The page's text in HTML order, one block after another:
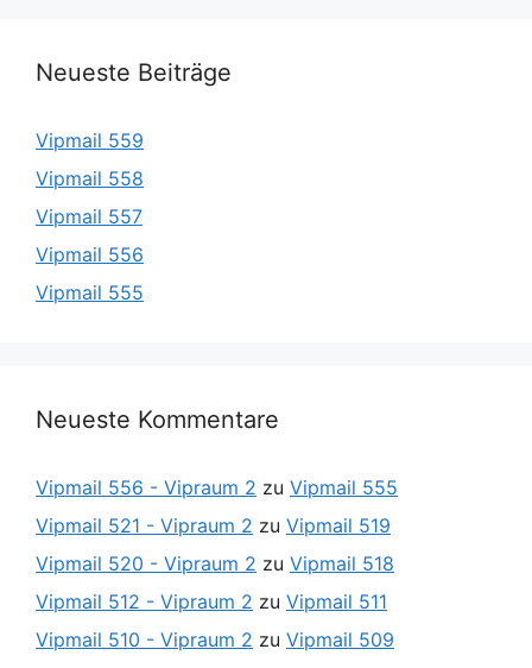
Neueste Beiträge
Vipmail 559
Vipmail 558
Vipmail 557
Vipmail 556
Vipmail 555
Neueste Kommentare
Vipmail 556 - Vipraum 2 zu Vipmail 555
Vipmail 521 - Vipraum 2 zu Vipmail 519
Vipmail 520 - Vipraum 2 zu Vipmail 518
Vipmail 512 - Vipraum 2 zu Vipmail 511
Vipmail 510 - Vipraum 2 zu Vipmail 509